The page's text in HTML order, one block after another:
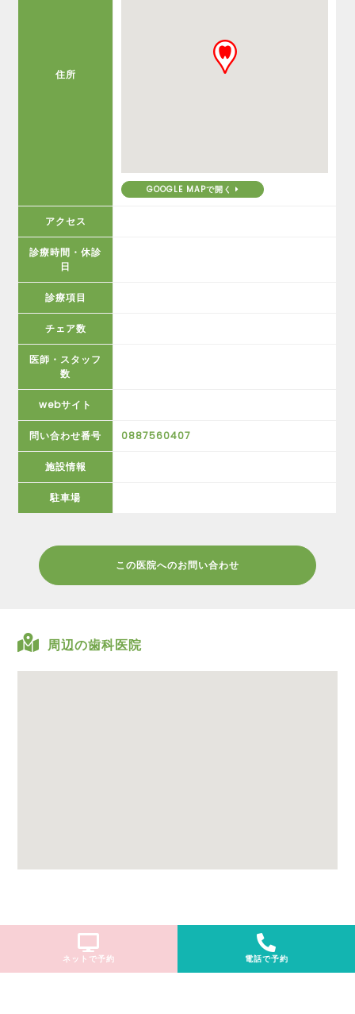
住所
GOOGLE MAPで開く
アクセス
診療時間・休診
日
診療項目
チェア数
医師・スタッフ
数
webサイト
問い合わせ番号 0887560407
施設情報
駐車場
この医院へのお問い合わせ
周辺の歯科医院
ネットで予約 電話で予約